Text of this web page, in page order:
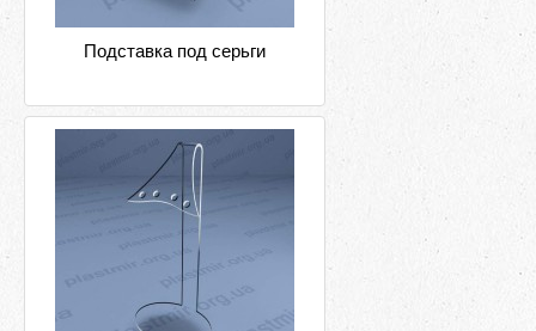
Подставка под серьги